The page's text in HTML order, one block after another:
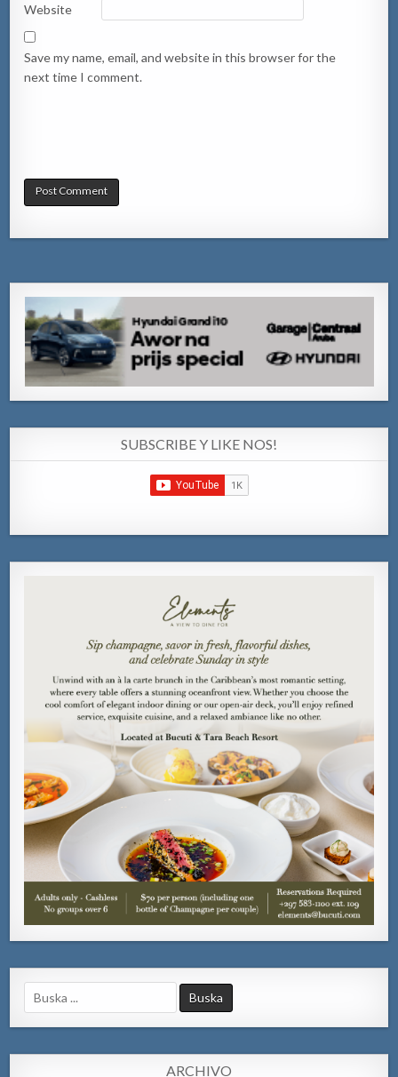
Website
Save my name, email, and website in this browser for the
next time I comment.
SUBSCRIBE Y LIKE NOS!
Search
for:
ARCHIVO